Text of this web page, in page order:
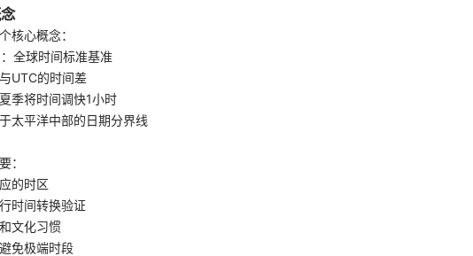
核心概念：
：全球时间标准基准
UTC的时间差
季将时间调快1小时
太平洋中部的日期分界线
：
的时区
时间转换验证
文化习惯
免极端时段